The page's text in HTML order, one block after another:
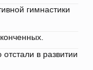
гимнастики
в развитии